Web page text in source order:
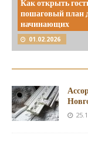
Как открыть
пошаговый план
начинающих
01.02.2026